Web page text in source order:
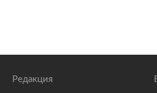
Редакция